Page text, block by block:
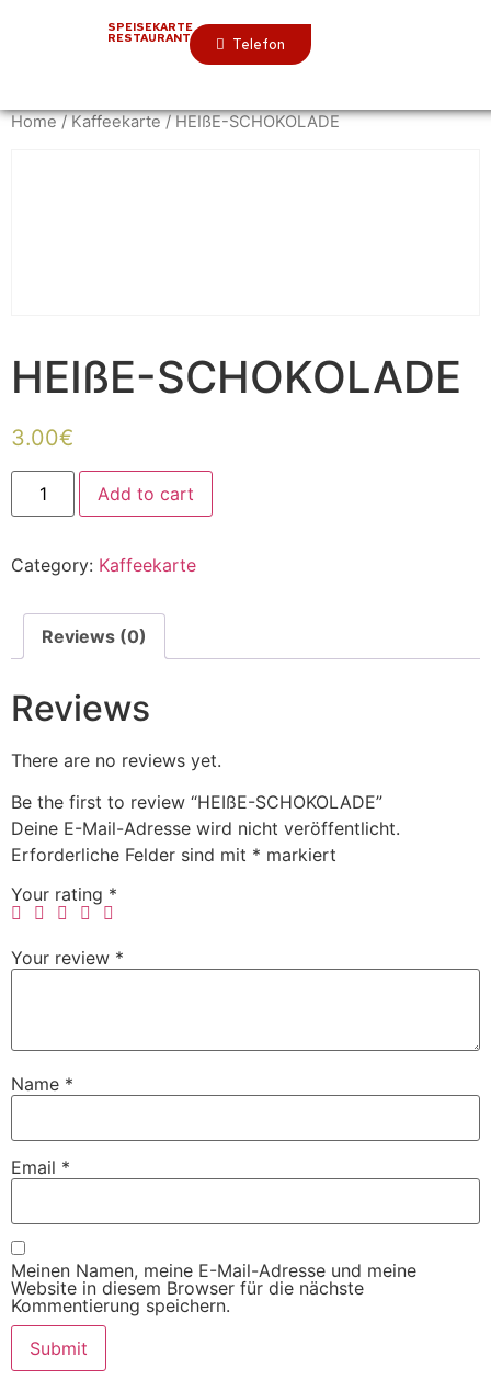
SPEISEKARTE
RESTAURANT Telefon
Home/Kaffeekarte/ HEIßE-SCHOKOLADE
HEIßE-SCHOKOLADE
3.00€
Add to cart
Category: Kaffeekarte
Reviews (0)
Reviews
There are no reviews yet.
Be the first to review “HEIßE-SCHOKOLADE”
Deine E-Mail-Adresse wird nicht veröffentlicht.
Erforderliche Felder sind mit * markiert
Your rating *
Your review *
Name *
Email *
Meinen Namen, meine E-Mail-Adresse und meine
Website in diesem Browser für die nächste
Kommentierung speichern.